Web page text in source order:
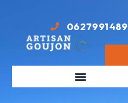
0627991489